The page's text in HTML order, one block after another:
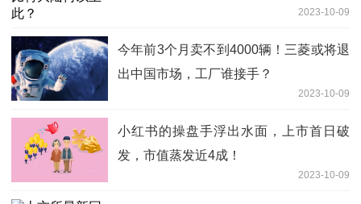
2023-10-09
今年前3个月卖不到4000辆！三菱或将退
出中国市场，工厂谁接手？
2023-10-09
小红书的操盘手浮出水面，上市首日破
发，市值蒸发近4成！
2023-10-09